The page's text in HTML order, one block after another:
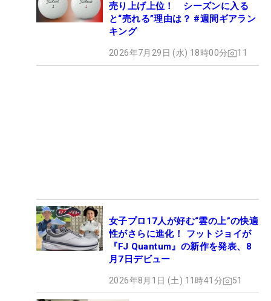
売り上げ上位！ シーズンに入る
と“売れる”理由は？ #週間ギアラン
キング
2026年7月29日 (水) 18時00分 11
女子プロ17人が好む“雲の上”の快適
性がさらに進化！ フットジョイが
『FJ Quantum』の新作を発表、8
月7日デビュー
2026年8月1日 (土) 11時41分 51